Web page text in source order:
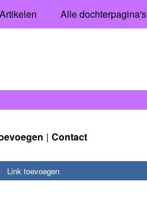
Artikelen Alle dochterpagina's
Contact
Link toevoegen